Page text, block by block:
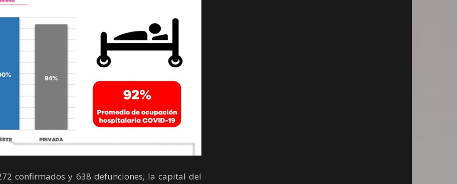
confirmados y 638 defunciones, la capital del